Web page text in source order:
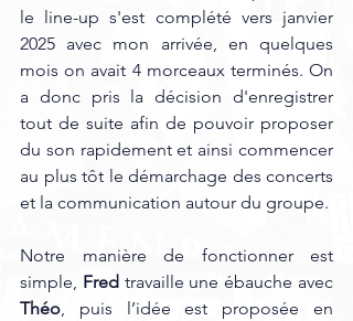
le line-up s'est complété vers janvier
2025 avec mon arrivée, en quelques
mois on avait 4 morceaux terminés. On
a donc pris la décision d'enregistrer
tout de suite afin de pouvoir proposer
du son rapidement et ainsi commencer
au plus tôt le démarchage des concerts
et la communication autour du groupe.
Notre manière de fonctionner est
simple, Fred
Théo , puis l’idée est proposée en